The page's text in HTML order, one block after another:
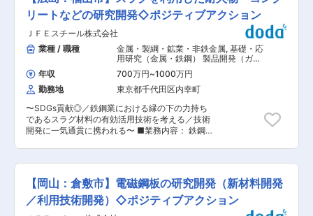
変化への柔軟な対応：顧客のニーズを先取りし、
競争力のある製品を設計、提案 ■業務の魅力、や
りがい： ◇持続可能な社会への貢献 当社製品は
リサイクル率の高い金属素材を活用しており、環
境保護に直結する仕事です。あなたの技術が、未
来のサステナブルな社会を形作ります。 ◇素材メ
ーカー・食品飲料メーカーと直接連携した技術開
発 サプライチェーンの大手企業と直接連携するこ
とで、自身の技術が製品として市場で活躍する姿
を実感できます。 ◇広範なキャリアパス 塗料の
専門性を活かすことができ、技術開発以外にも顧
客対応やプロジェクトマネジメントへとキャリア
ン： 当社の技術開発部門であるテクニカルセンタ
ーでの金属容器・材料（金属・ラミネート用合成
成： ・グループの人数：22名 ・配属ブロック
男女比19：3 変更の範囲：会社の定める業務
職のマネジメントのため、複数の開発案件が存在
する場合はメンバーに助言ができることを期待し
ます。工数管理・研究に関しての進捗管理、部下
の育成、サポートを期待しています。 ■キャリア
ステップ例 イノベーションセンター（茨城、大
宮）、本社、製造拠点等 ※基本的にはイノベーシ
ョンセンターにおける金属製錬関係の研究開発推
進担当として活躍頂くことを考えています。 ■住
環境 住環境が整備されており、船便も走っていま
す。 独身者であれば寮住まいとなり、寮では食事
の提供も可能です。既婚者であれば、社宅の提供
が可能です。 ■組織ミッション ・循環をデザイ
ンするという当社の企業理念に基づき、金属事業
金属を含む資源を都市鉱山から採掘し・リサイク
ルし、新たな資源としてよみがえらせることに興
味をお持ちの方は、高度都市鉱山資源の選別、溶
鉱炉で金属製錬する、不純物を除去等、扱う領域
リートなどの研究開発◇ポジティブアクション
ＪＦＥスチール株式会社
業種 / 職種
金属・製綱・鉱業・非鉄金属, 基礎・応
用研究（金属・鉄鋼） 製品開発（ガラ
ス・セラミック） 製品開発（金属・鉄
鋼）
年収 700万円~1000万円
勤務地
東京都千代田区内幸町
〜SDGs貢献◎／鉄鋼業における縁の下の力持ち
であるスラグ材料の有効活用技術を考える／技術
開発に一気通貫に携われる〜 ■業務内容： 鉄鋼
をコンクリートの材料として利用する研究開発や
鉄鋼工業用とや高温重化学工業用途として用いら
れる耐火物の研究開発を主に担っていただきま
す。 基礎研究から製品導入まで一気通貫して携わ
れるのは同社の最大の魅力です。持続可能な社会
【岡山：倉敷市】電磁鋼板の研究開発（新材料開発
／利用技術開発）◇ポジティブアクション